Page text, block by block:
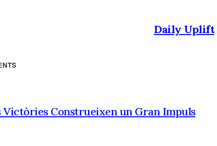
Daily Uplift
Victòries Construeixen un Gran Impuls